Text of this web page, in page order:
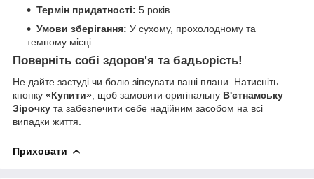
Термін придатності: 5 років.
Умови зберігання: У сухому, прохолодному та
темному місці.
Поверніть собі здоров'я та бадьорість!
Не дайте застуді чи болю зіпсувати ваші плани. Натисніть
кнопку «Купити» , щоб замовити оригінальну В'єтнамську
Зірочку та забезпечити себе надійним засобом на всі
випадки життя.
Приховати